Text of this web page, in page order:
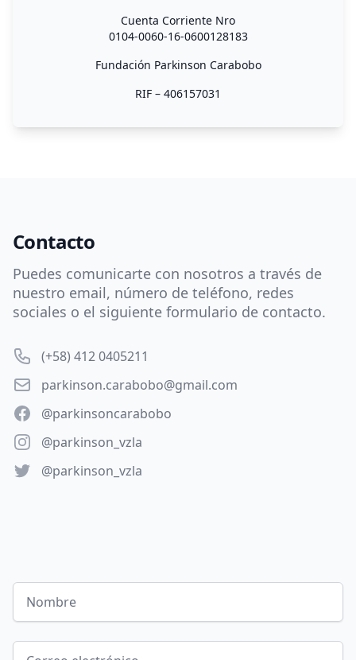
Cuenta Corriente Nro
0104-0060-16-0600128183
Fundación Parkinson Carabobo
RIF – 406157031
Contacto
Puedes comunicarte con nosotros a través de
nuestro email, número de teléfono, redes
sociales o el siguiente formulario de contacto.
Número de telefono
(+58) 412 0405211
Correo electronico
parkinson.carabobo@gmail.com
Facebook@parkinsoncarabobo
Instagram
@parkinson_vzla
Twitter@parkinson_vzla
Nombre
Correo electrónico